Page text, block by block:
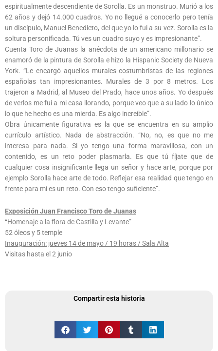
espiritualmente descendiente de Sorolla. Es un monstruo. Murió a los
62 años y dejó 14.000 cuadros. Yo no llegué a conocerlo pero tenía
un discípulo, Manuel Benedicto, del que yo lo fui a su vez. Sorolla es la
soltura personificada. Tú ves un cuadro suyo y es impresionante”.
Cuenta Toro de Juanas la anécdota de un americano millonario se
enamoró de la pintura de Sorolla e hizo la Hispanic Society de Nueva
York. “Le encargó aquellos murales costumbristas de las regiones
españolas tan impresionantes. Murales de 3 por 8 metros. Los
trajeron a Madrid, al Museo del Prado, hace unos años. Yo después
de verlos me fui a mi casa llorando, porque veo que a su lado lo único
lo que he hecho es una mierda. Es algo increíble”.
Obra únicamente figurativa es la que se encuentra en su amplio
currículo artístico. Nada de abstracción. “No, no, es que no me
interesa para nada. Si yo tengo una forma maravillosa, con un
contenido, es un reto poder plasmarla. Es que tú fíjate que de
cualquier cosa insignificante llega un señor y hace arte, porque por
ejemplo Sorolla hace arte de todo. Reflejar esa realidad que tengo en
frente para mí es un reto. Con eso tengo suficiente”.
Exposición Juan Francisco Toro de Juanas
“Homenaje a la flora de Castilla y Levante”
52 óleos y 5 temple
Inauguración: jueves 14 de mayo / 19 horas / Sala Alta
Visitas hasta el 2 junio
Compartir esta historia